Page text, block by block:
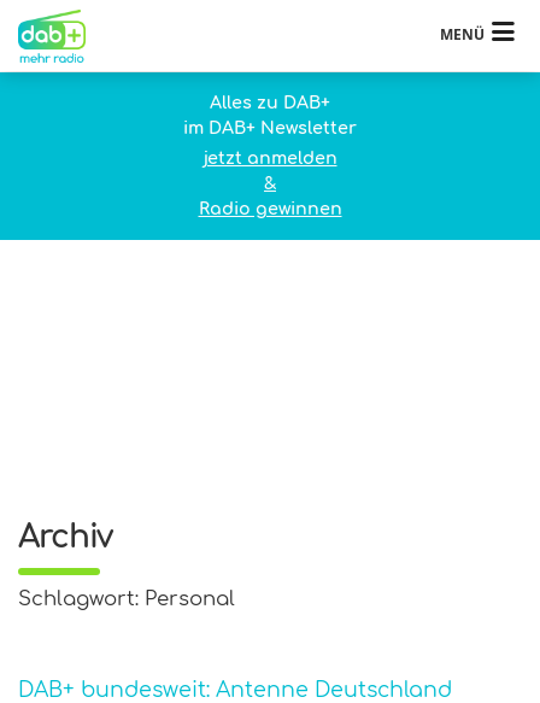
MENÜ
Alles zu DAB+
im DAB+ Newsletter
jetzt anmelden
&
Radio gewinnen
Archiv
Schlagwort: Personal
DAB+ bundesweit: Antenne Deutschland